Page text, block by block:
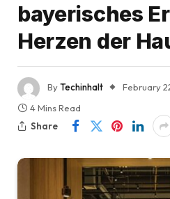
bayerisches
Herzen der
ByTechinhalt February
4 Mins Read
Share